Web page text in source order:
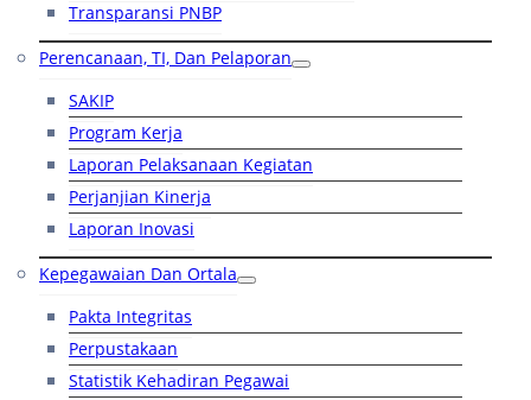
Transparansi PNBP
Perencanaan, TI, Dan Pelaporan
SAKIP
Program Kerja
Laporan Pelaksanaan Kegiatan
Perjanjian Kinerja
Laporan Inovasi
Kepegawaian Dan Ortala
Pakta Integritas
Perpustakaan
Statistik Kehadiran Pegawai